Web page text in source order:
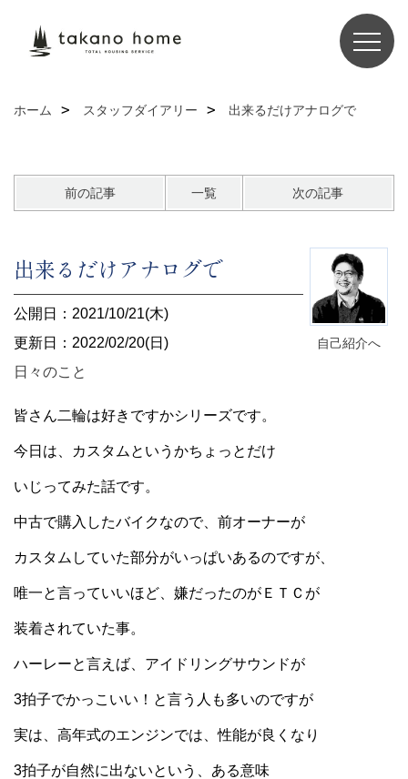
ホーム スタッフダイアリー 出来るだけアナログで
前の記事 一覧 次の記事
自己紹介へ
出来るだけアナログで
公開日：2021/10/21(木)
更新日：2022/02/20(日)
日々のこと
皆さん二輪は好きですかシリーズです。
今日は、カスタムというかちょっとだけ
いじってみた話です。
中古で購入したバイクなので、前オーナーが
カスタムしていた部分がいっぱいあるのですが、
唯一と言っていいほど、嫌だったのがＥＴＣが
装着されていた事。
ハーレーと言えば、アイドリングサウンドが
3拍子でかっこいい！と言う人も多いのですが
実は、高年式のエンジンでは、性能が良くなり
3拍子が自然に出ないという、ある意味